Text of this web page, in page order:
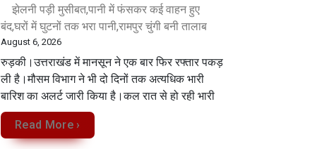
झेलनी पड़ी मुसीबत,पानी में फंसकर कई वाहन हुए
बंद,घरों में घुटनों तक भरा पानी,रामपुर चुंगी बनी तालाब
August 6, 2026
रुड़की।उत्तराखंड में मानसून ने एक बार फिर रफ्तार पकड़
ली है।मौसम विभाग ने भी दो दिनों तक अत्यधिक भारी
बारिश का अलर्ट जारी किया है।कल रात से हो रही भारी
Read More ›